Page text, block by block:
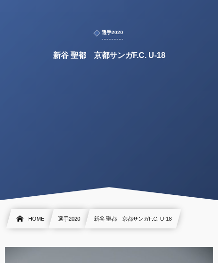
選手2020
新谷 聖都 京都サンガF.C. U-18
HOME 選手2020 新谷 聖都 京都サンガF.C. U-18